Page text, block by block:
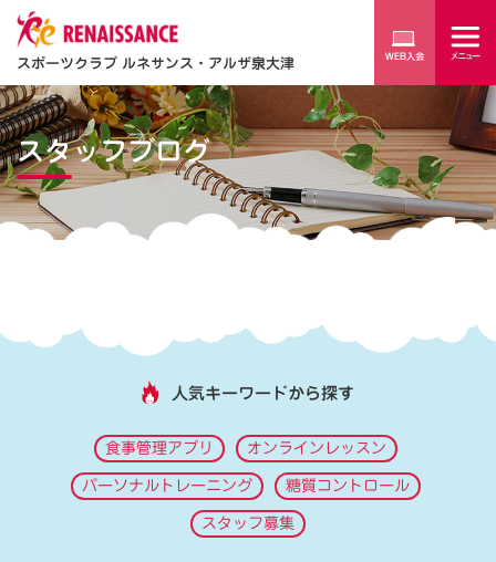
スポーツクラブ ルネサンス・アルザ泉大津
スタッフブログ
人気キーワードから探す
食事管理アプリ オンラインレッスン
パーソナルトレーニング 糖質コントロール
スタッフ募集